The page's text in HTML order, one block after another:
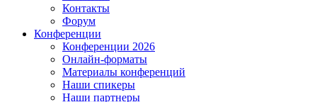
Контакты
Форум
Конференции
Конференции 2026
Онлайн-форматы
Материалы конференций
Наши спикеры
Наши партнеры